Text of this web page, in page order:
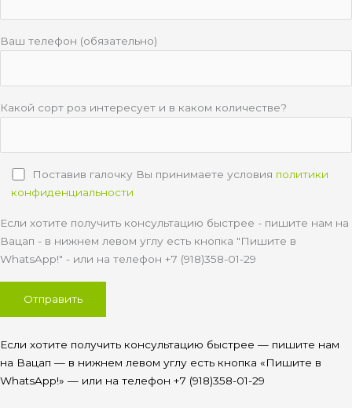
Ваш телефон (обязательно)
Какой сорт роз интересует и в каком количестве?
Поставив галочку Вы принимаете условия политики
конфиденциальности
Если хотите получить консультацию быстрее - пишите нам на
Вацап - в нижнем левом углу есть кнопка "Пишите в
WhatsApp!" - или на телефон +7 (918)358-01-29
Если хотите получить консультацию быстрее — пишите нам
на Вацап — в нижнем левом углу есть кнопка «Пишите в
WhatsApp!» — или на телефон +7 (918)358-01-29